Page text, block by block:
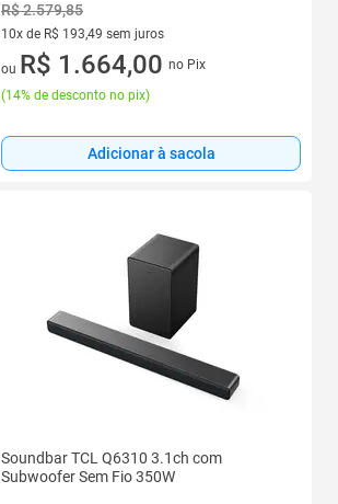
R$ 2.579,85
10x de R$ 193,49 sem juros
10 vez de R$ 193,49 sem juros
ou R$ 1.664,00 no Pix
(14% de desconto no pix)
Adicionar à sacola
Soundbar TCL Q6310 3.1ch com
Subwoofer Sem Fio 350W